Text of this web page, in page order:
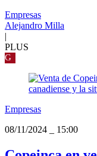
Empresas
Alejandro Milla
|
PLUS
G
Empresas
08/11/2024
15:00